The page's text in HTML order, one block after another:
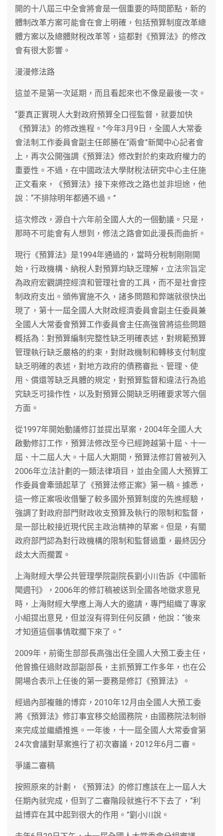
開的十八屆三中全會將會是一個重要的時間節點，新的
體制改革方案可能會在會上明確，包括預算制度改革總
體方案以及總體財稅改革等，這都對《預算法》的修改
會有很大影響。
漫漫修法路
這並不是第一次延期，而且看起來也不像是最後一次。
“要真正實現人大對政府預算全口徑監督，就要加快
《預算法》的修改進程。”今年3月9日，全國人大常委
會法制工作委員會副主任郎勝在“兩會”新聞中心記者會
上，再次公開強調《預算法》修改對於約束政府權力的
重要性。不過，在中國政法大學財稅法研究中心主任施
正文看來，《預算法》接下來修改之路也並非坦途，他
說：“不排除明年都通不過。”
這次修改，源自十六年前全國人大的一個動議。只是，
那時不可能會有人想到，修法之路會如此漫長而曲折。
現行《預算法》是1994年通過的，當時分稅制剛剛開
始，行政機構、納稅人對預算均缺乏理解，立法宗旨定
為政府宏觀調控經濟和管理社會的工具，而不是社會控
制政府支出。頒佈實施不久，諸多問題和弊端就很快出
現了，第十一屆全國人大財政經濟委員會副主任委員兼
全國人大常委會預算工作委員會主任高強曾將這些問題
概括為：對預算編制完整性缺乏明確表述，對規範預算
管理執行缺乏嚴格的約束，對財政機制和轉移支付制度
缺乏明確的表述，對地方政府的債務審批、管理、使
用、償還等缺乏具體的規定，對預算監督和違法行為追
究缺乏可操作性，以及對預算公開缺乏明確要求等六個
方面。
從1997年開始動議修訂並提出草案，2004年全國人大
啟動修訂工作，預算法修改至今已經跨越第十屆、十一
屆、十二屆人大。十屆人大期間，預算法修訂曾被列入
2006年立法計劃的一類法律項目，並由全國人大預算工
作委員會牽頭起草了《預算法修正案》第一稿。據悉，
這一修正案吸收借鑒了較多國外預算制度的先進經驗，
強調了對政府部門財政收支預算及執行的限制和監督，
是一部比較接近現代民主政治精神的草案。但是，有關
政府部門認為對行政機構的限制和監督過重，最終因分
歧太大而擱置。
上海財經大學公共管理學院副院長劉小川告訴《中國新
聞週刊》，2006年的修訂稿被送到全國各地徵求意見
時，上海財經大學應上海人大的邀請，專門組織了專家
小組提出意見，但並沒有得到任何反饋，他說：“後來
才知道這個事情耽擱下來了。”
2009年，前衛生部部長高強出任全國人大預工委主任，
他曾擔任過財政部副部長，主抓預算工作多年，也在公
開場合表示上任後的第一要務是修訂《預算法》。
經過內部複雜的博弈，2010年12月由全國人大預工委
將《預算法》修訂事宜移交給國務院，由國務院法制辦
來完成並繼續推進。一年後，十一屆全國人大常委會第
24次會議對草案進行了初次審議，2012年6月二審。
爭議二審稿
按照原來的計劃，《預算法》的修訂應該在上一屆人大
任期內就完成，但到了二審階段就進行不下去了，“利
益博弈在其中起到很大的作用。”劉小川說。